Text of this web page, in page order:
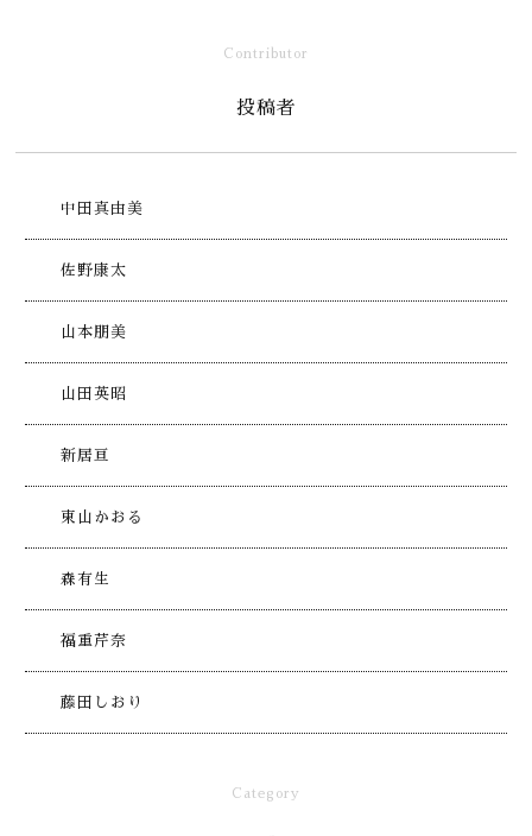
Contributor
投稿者
中田真由美
佐野康太
山本朋美
山田英昭
新居亘
東山かおる
森有生
福重芹奈
藤田しおり
Category